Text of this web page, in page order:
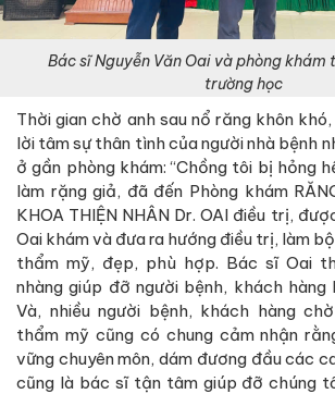
Bác sĩ Nguyễn Văn Oai và phòng khám
trường học
Thời gian chờ anh sau nổ răng khôn
lời tâm sự thân tình của người nhà bệnh
ở gần phòng khám: “Chồng tôi bị hỏng
làm rặng giả, đã đến Phòng khám
KHOA THIỆN NHÂN Dr. OAI điều trị,
Oai khám và đưa ra hướng điều trị, làm
thẩm mỹ, đẹp, phù hợp. Bác sĩ Oai
nhàng giúp đỡ người bệnh, khách hàng
Và, nhiều người bệnh, khách hàng
thẩm mỹ cũng có chung cảm nhận
vững chuyên môn, dám đương đầu các
cũng là bác sĩ tận tâm giúp đỡ chúng